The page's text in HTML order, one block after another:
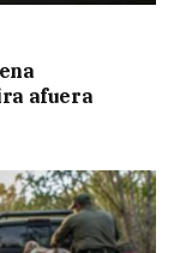
afuera